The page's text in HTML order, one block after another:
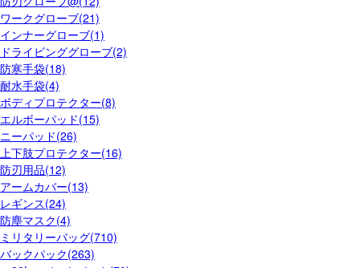
ワークグローブ(21)
インナーグローブ(1)
ドライビンググローブ(2)
防寒手袋(18)
耐水手袋(4)
ボディプロテクター(8)
エルボーパッド(15)
ニーパッド(26)
上下肢プロテクター(16)
防刃用品(12)
アームカバー(13)
レギンス(24)
防塵マスク(4)
ミリタリーバッグ(710)
バックパック(263)